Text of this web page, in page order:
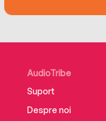
Dunthorne,
‘Terrific. Clever
of the Fall
‘Utterly vital’
AudioTribe
Suport
Despre noi